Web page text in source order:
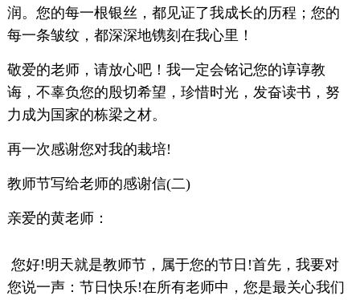
润。您的每一根银丝，都见证了我成长的历程；您的
每一条皱纹，都深深地镌刻在我心里！
敬爱的老师，请放心吧！我一定会铭记您的谆谆教
诲，不辜负您的殷切希望，珍惜时光，发奋读书，努
力成为国家的栋梁之材。
再一次感谢您对我的栽培!
教师节写给老师的感谢信(二)
亲爱的黄老师：
您好!明天就是教师节，属于您的节日!首先，我要对
您说一声：节日快乐!在所有老师中，您是最关心我们